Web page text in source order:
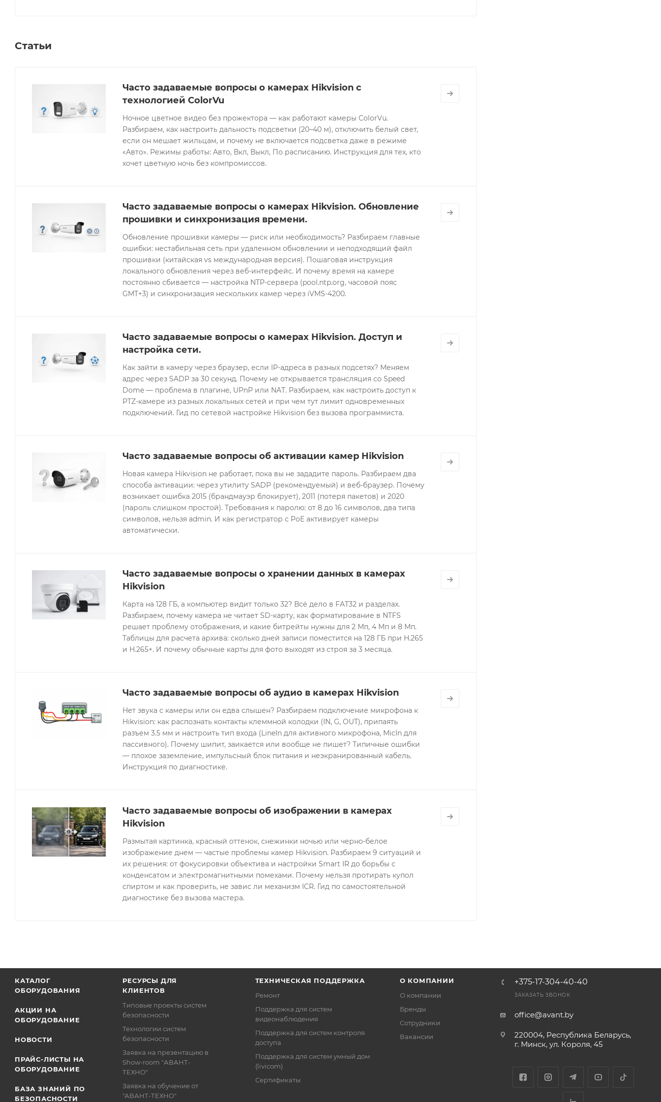
Статьи
Часто задаваемые вопросы о камерах Hikvision с
технологией ColorVu
Ночное цветное видео без прожектора — как работают камеры ColorVu.
Разбираем, как настроить дальность подсветки (20–40 м), отключить белый свет,
если он мешает жильцам, и почему не включается подсветка даже в режиме
«Авто». Режимы работы: Авто, Вкл, Выкл, По расписанию. Инструкция для тех, кто
хочет цветную ночь без компромиссов.
Часто задаваемые вопросы о камерах Hikvision. Обновление
прошивки и синхронизация времени.
Обновление прошивки камеры — риск или необходимость? Разбираем главные
ошибки: нестабильная сеть при удаленном обновлении и неподходящий файл
прошивки (китайская vs международная версия). Пошаговая инструкция
локального обновления через веб-интерфейс. И почему время на камере
постоянно сбивается — настройка NTP-сервера (pool.ntp.org, часовой пояс
GMT+3) и синхронизация нескольких камер через iVMS-4200.
Часто задаваемые вопросы о камерах Hikvision. Доступ и
настройка сети.
Как зайти в камеру через браузер, если IP-адреса в разных подсетях? Меняем
адрес через SADP за 30 секунд. Почему не открывается трансляция со Speed
Dome — проблема в плагине, UPnP или NAT. Разбираем, как настроить доступ к
PTZ-камере из разных локальных сетей и при чем тут лимит одновременных
подключений. Гид по сетевой настройке Hikvision без вызова программиста.
Часто задаваемые вопросы об активации камер Hikvision
Новая камера Hikvision не работает, пока вы не зададите пароль. Разбираем два
способа активации: через утилиту SADP (рекомендуемый) и веб-браузер. Почему
возникает ошибка 2015 (брандмауэр блокирует), 2011 (потеря пакетов) и 2020
(пароль слишком простой). Требования к паролю: от 8 до 16 символов, два типа
символов, нельзя admin. И как регистратор с PoE активирует камеры
автоматически.
Часто задаваемые вопросы о хранении данных в камерах
Hikvision
Карта на 128 ГБ, а компьютер видит только 32? Всё дело в FAT32 и разделах.
Разбираем, почему камера не читает SD-карту, как форматирование в NTFS
решает проблему отображения, и какие битрейты нужны для 2 Мп, 4 Мп и 8 Мп.
Таблицы для расчета архива: сколько дней записи поместится на 128 ГБ при H.265
и H.265+. И почему обычные карты для фото выходят из строя за 3 месяца.
Часто задаваемые вопросы об аудио в камерах Hikvision
Нет звука с камеры или он едва слышен? Разбираем подключение микрофона к
Hikvision: как распознать контакты клеммной колодки (IN, G, OUT), припаять
разъем 3.5 мм и настроить тип входа (LineIn для активного микрофона, MicIn для
пассивного). Почему шипит, заикается или вообще не пишет? Типичные ошибки
— плохое заземление, импульсный блок питания и неэкранированный кабель.
Инструкция по диагностике.
Часто задаваемые вопросы об изображении в камерах
Hikvision
Размытая картинка, красный оттенок, снежинки ночью или черно-белое
изображение днем — частые проблемы камер Hikvision. Разбираем 9 ситуаций и
их решения: от фокусировки объектива и настройки Smart IR до борьбы с
конденсатом и электромагнитными помехами. Почему нельзя протирать купол
спиртом и как проверить, не завис ли механизм ICR. Гид по самостоятельной
диагностике без вызова мастера.
КАТАЛОГ
ОБОРУДОВАНИЯ
АКЦИИ НА
ОБОРУДОВАНИЕ
НОВОСТИ
ПРАЙС-ЛИСТЫ НА
ОБОРУДОВАНИЕ
БАЗА ЗНАНИЙ ПО
БЕЗОПАСНОСТИ
РЕСУРСЫ ДЛЯ
КЛИЕНТОВ
Типовые проекты систем
безопасности
Технологии систем
безопасности
Заявка на презентацию в
Show-room "АВАНТ-
ТЕХНО"
Заявка на обучение от
"АВАНТ-ТЕХНО"
ТЕХНИЧЕСКАЯ ПОДДЕРЖКА
Ремонт
Поддержка для систем
видеонаблюдения
Поддержка для систем контроля
доступа
Поддержка для систем умный дом
(livicom)
Сертификаты
О КОМПАНИИ
О компании
Бренды
Сотрудники
Вакансии
+375-17-304-40-40
ЗАКАЗАТЬ ЗВОНОК
office@avant.by
220004, Республика Беларусь,
г. Минск, ул. Короля, 45